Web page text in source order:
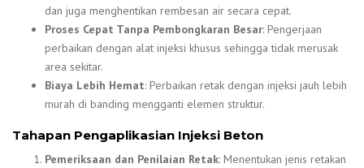
dan juga menghentikan rembesan air secara cepat.
Proses Cepat Tanpa Pembongkaran Besar: Pengerjaan
perbaikan dengan alat injeksi khusus sehingga tidak merusak
area sekitar.
Biaya Lebih Hemat: Perbaikan retak dengan injeksi jauh lebih
murah di banding mengganti elemen struktur.
Tahapan Pengaplikasian Injeksi Beton
Pemeriksaan dan Penilaian Retak: Menentukan jenis retakan